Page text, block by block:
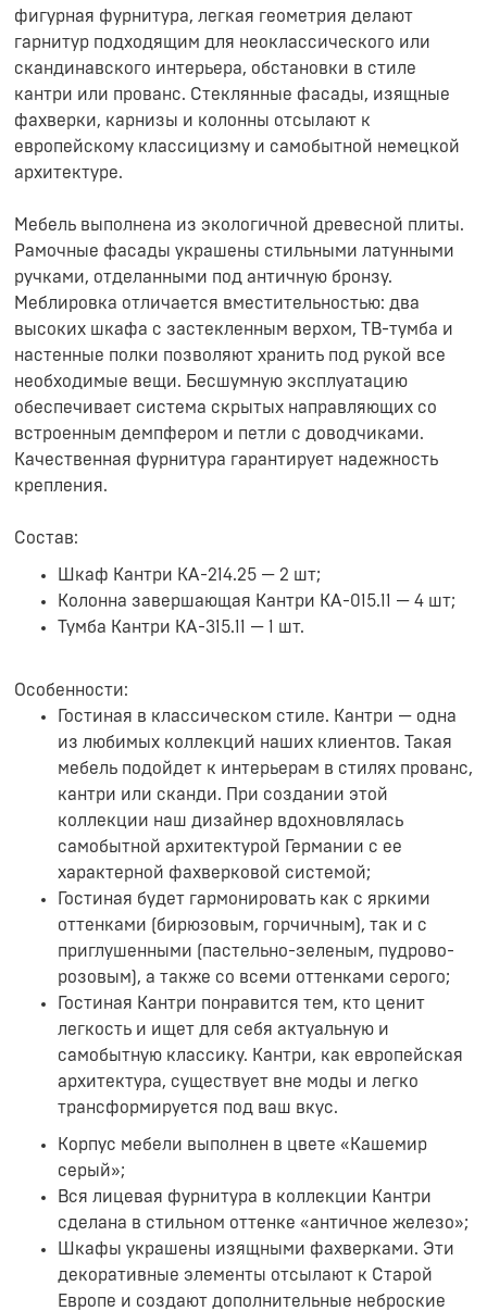
фигурная фурнитура, легкая геометрия делают
гарнитур подходящим для неоклассического или
скандинавского интерьера, обстановки в стиле
кантри или прованс. Стеклянные фасады, изящные
фахверки, карнизы и колонны отсылают к
европейскому классицизму и самобытной немецкой
архитектуре.
Мебель выполнена из экологичной древесной плиты.
Рамочные фасады украшены стильными латунными
ручками, отделанными под античную бронзу.
Меблировка отличается вместительностью: два
высоких шкафа с застекленным верхом, ТВ-тумба и
настенные полки позволяют хранить под рукой все
необходимые вещи. Бесшумную эксплуатацию
обеспечивает система скрытых направляющих со
встроенным демпфером и петли с доводчиками.
Качественная фурнитура гарантирует надежность
крепления.
Состав:
Шкаф Кантри КА-214.25 — 2 шт;
Колонна завершающая Кантри КА-015.11 — 4 шт;
Тумба Кантри КА-315.11 — 1 шт.
Особенности:
Гостиная в классическом стиле. Кантри — одна
из любимых коллекций наших клиентов. Такая
мебель подойдет к интерьерам в стилях прованс,
кантри или сканди. При создании этой
коллекции наш дизайнер вдохновлялась
самобытной архитектурой Германии с ее
характерной фахверковой системой;
Гостиная будет гармонировать как с яркими
оттенками (бирюзовым, горчичным), так и с
приглушенными (пастельно-зеленым, пудрово-
розовым), а также со всеми оттенками серого;
Гостиная Кантри понравится тем, кто ценит
легкость и ищет для себя актуальную и
самобытную классику. Кантри, как европейская
архитектура, существует вне моды и легко
трансформируется под ваш вкус.
Корпус мебели выполнен в цвете «Кашемир
серый»;
Вся лицевая фурнитура в коллекции Кантри
сделана в стильном оттенке «античное железо»;
Шкафы украшены изящными фахверками. Эти
декоративные элементы отсылают к Старой
Европе и создают дополнительные неброские